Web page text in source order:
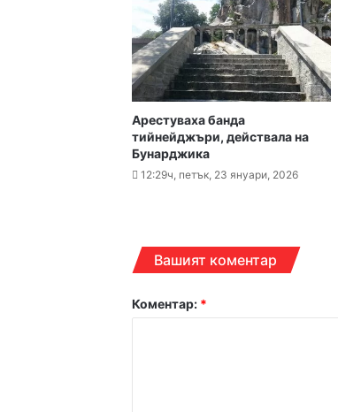
15:43ч, петък, 7
14:38ч, петък, 7
Арестуваха банда
тийнейджъри, действала на
Бунарджика
12:29ч, петък, 23 януари, 2026
Вашият коментар
Коментар: *